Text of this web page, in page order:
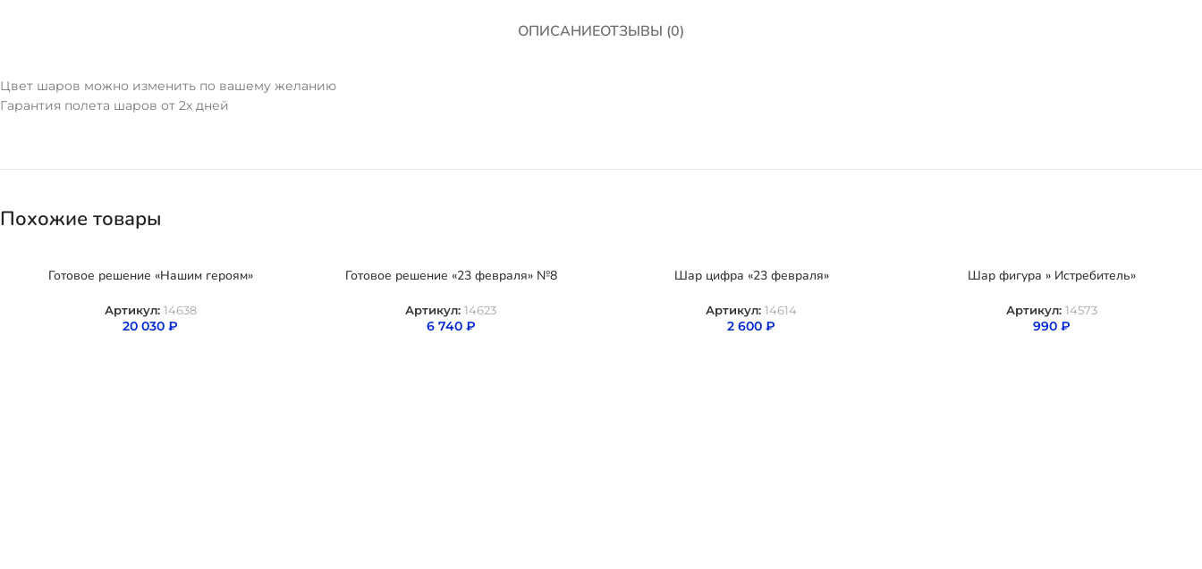
ОПИСАНИЕОТЗЫВЫ (0)
Цвет шаров можно изменить по вашему желанию
Гарантия полета шаров от 2х дней
Похожие товары
Готовое решение «Нашим героям»
Артикул: 14638
20 030 ₽
Готовое решение «23 февраля» №8
Артикул: 14623
6 740 ₽
Шар цифра «23 февраля»
Артикул: 14614
2 600 ₽
Шар фигура » Истребитель»
Артикул: 14573
990 ₽